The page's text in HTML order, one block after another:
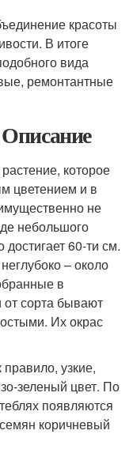
красоты
В итоге
вида
ремонтантные
которое
цветением и в
не
небольшого
достигает 60-ти см.
– около
в
от сорта бывают
Их окрас
правило, узкие,
зеленый цвет. По
появляются
коричневый